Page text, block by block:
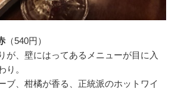
（540円）
が、壁にはってあるメニューが目に入
り。
ブ、柑橘が香る、正統派のホットワイ